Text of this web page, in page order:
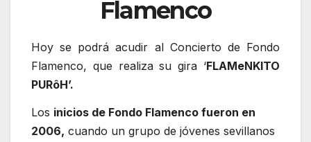
Flamenco
Hoy se podrá acudir al Concierto de Fondo
Flamenco, que realiza su gira ‘FLAMeNKITO
PURôH’.
Los inicios de Fondo Flamenco fueron en
2006, cuando un grupo de jóvenes sevillanos